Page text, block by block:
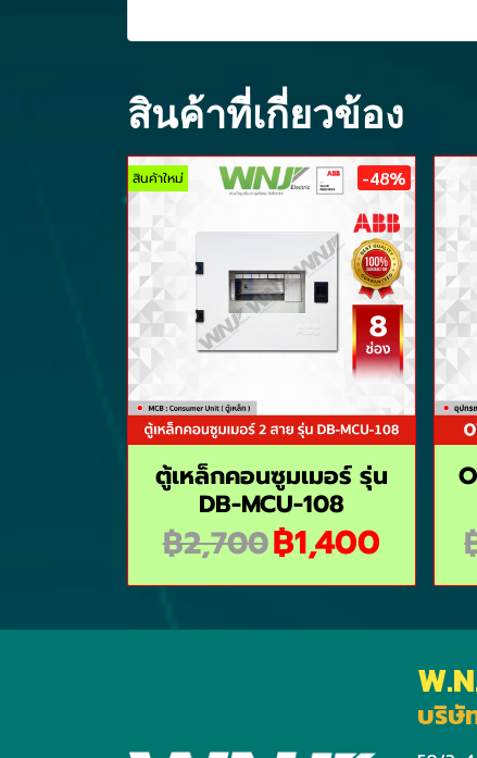
สินค้าที่เกี่ยวข้อง
สินค้าใหม่ -48%
ตู้เหล็กคอนซูมเมอร์ รุ่น
DB-MCU-108
฿2,700฿1,400
บริษั